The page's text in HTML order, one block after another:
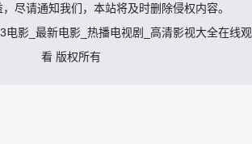
尽请通知我们，本站将及时删除侵权内容。
电影_最新电影_热播电视剧_高清影视大全在线观
看 版权所有